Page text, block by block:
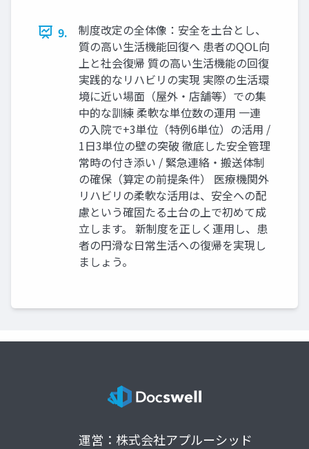
9.
制度改定の全体像：安全を土台とし、
質の高い生活機能回復へ 患者のQOL向
上と社会復帰 質の高い生活機能の回復
実践的なリハビリの実現 実際の生活環
境に近い場面（屋外・店舗等）での集
中的な訓練 柔軟な単位数の運用 一連
の入院で+3単位（特例6単位）の活用 /
1日3単位の壁の突破 徹底した安全管理
常時の付き添い / 緊急連絡・搬送体制
の確保（算定の前提条件） 医療機関外
リハビリの柔軟な活用は、安全への配
慮という確固たる土台の上で初めて成
立します。 新制度を正しく運用し、患
者の円滑な日常生活への復帰を実現し
ましょう。
運営：株式会社アプルーシッド